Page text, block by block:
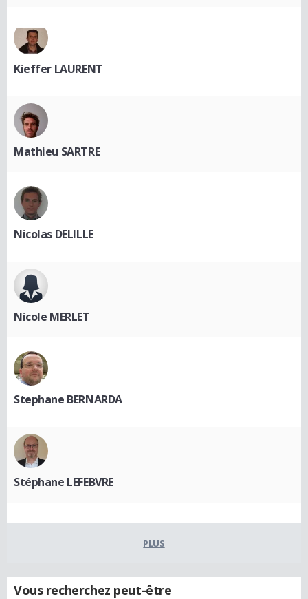
Kieffer LAURENT
Mathieu SARTRE
Nicolas DELILLE
Nicole MERLET
Stephane BERNARDA
Stéphane LEFEBVRE
PLUS
Vous recherchez peut-être